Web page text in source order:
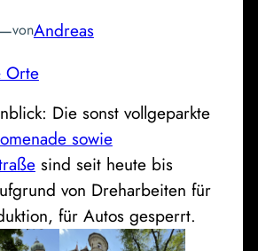
vonAndreas
Orte
Die sonst vollgeparkte
sowie
sind seit heute bis
von Dreharbeiten für
für Autos gesperrt.